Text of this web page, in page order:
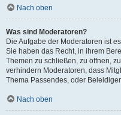
Nach oben
Was sind Moderatoren?
Die Aufgabe der Moderatoren ist
Sie haben das Recht, in ihrem
Themen zu schließen, zu öffnen,
verhindern Moderatoren, dass
Thema Passendes, oder
Nach oben